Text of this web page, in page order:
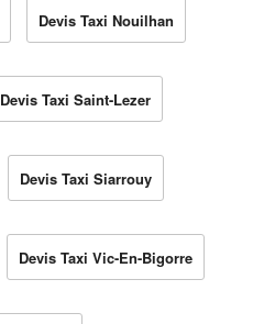
Devis Taxi Nouilhan
Devis Taxi Saint-Lezer
Devis Taxi Siarrouy
Devis Taxi Vic-En-Bigorre